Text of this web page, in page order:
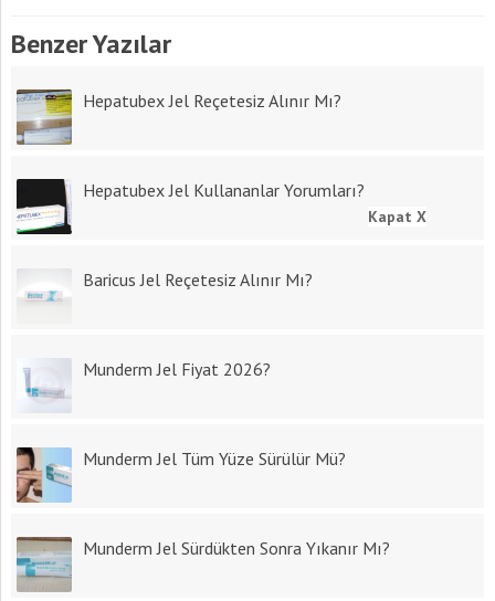
Benzer Yazılar
Hepatubex Jel Reçetesiz Alınır Mı?
Hepatubex Jel Kullananlar Yorumları?
Baricus Jel Reçetesiz Alınır Mı?
Munderm Jel Fiyat 2026?
Munderm Jel Tüm Yüze Sürülür Mü?
Munderm Jel Sürdükten Sonra Yıkanır Mı?
Kapat X